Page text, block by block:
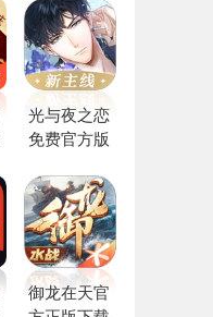
光与夜之恋
免费官方版
御龙在天官